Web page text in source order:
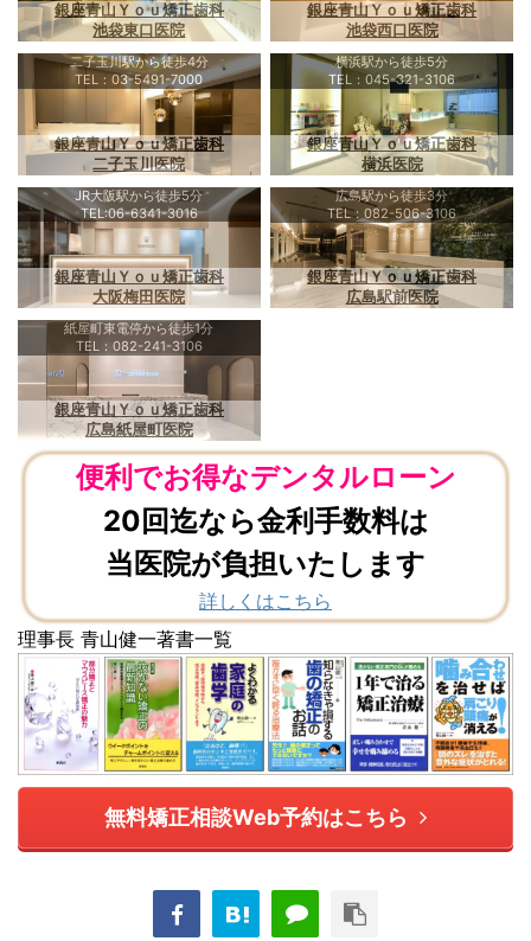
銀座青山Ｙｏｕ矯正歯科
池袋東口医院
銀座青山Ｙｏｕ矯正歯科
池袋西口医院
二子玉川駅から徒歩4分
TEL：03-5491-7000
銀座青山Ｙｏｕ矯正歯科
二子玉川医院
横浜駅から徒歩5分
TEL：045-321-3106
銀座青山Ｙｏｕ矯正歯科
横浜医院
JR大阪駅から徒歩5分
TEL:06-6341-3016
銀座青山Ｙｏｕ矯正歯科
大阪梅田医院
広島駅から徒歩3分
TEL：082-506-3106
銀座青山Ｙｏｕ矯正歯科
広島駅前医院
紙屋町東電停から徒歩1分
TEL：082-241-3106
銀座青山Ｙｏｕ矯正歯科
広島紙屋町医院
便利でお得なデンタルローン
20回迄なら金利手数料は
当医院が負担いたします
詳しくはこちら
理事長 青山健一著書一覧
無料矯正相談Web予約はこちら